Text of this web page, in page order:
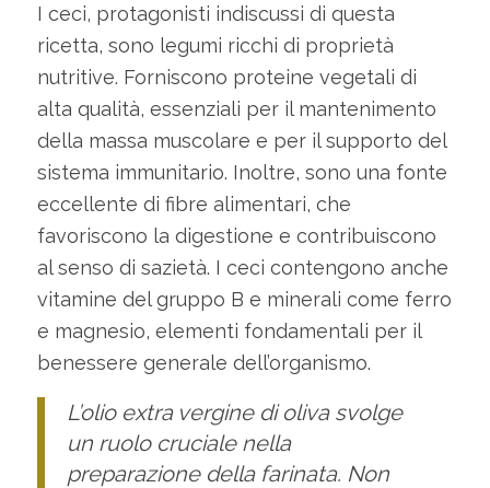
I ceci, protagonisti indiscussi di questa
ricetta, sono legumi ricchi di proprietà
nutritive. Forniscono proteine vegetali di
alta qualità, essenziali per il mantenimento
della massa muscolare e per il supporto del
sistema immunitario. Inoltre, sono una fonte
eccellente di fibre alimentari, che
favoriscono la digestione e contribuiscono
al senso di sazietà. I ceci contengono anche
vitamine del gruppo B e minerali come ferro
e magnesio, elementi fondamentali per il
benessere generale dell’organismo.
L’olio extra vergine di oliva svolge
un ruolo cruciale nella
preparazione della farinata. Non